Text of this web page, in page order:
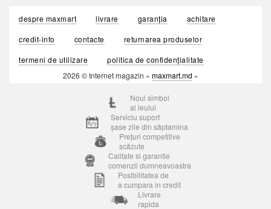
despre maxmart livrare garanția
achitare
credit-info
contacte
returnarea produselor
termeni de utilizare
politica de confidențialitate
2026 © Internet magazin « maxmart.md »
Noul simbol
al leului
Serviciu suport
șase zile din săptamina
Prețuri competitive
scăzute
Calitate si garantie
comenzii dumneavoastra
Posibilitatea de
a cumpara in credit
Livrare
rapida